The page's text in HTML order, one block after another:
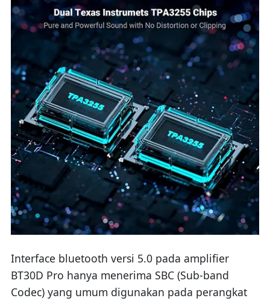
Interface bluetooth versi 5.0 pada amplifier
BT30D Pro hanya menerima SBC (Sub-band
Codec) yang umum digunakan pada perangkat